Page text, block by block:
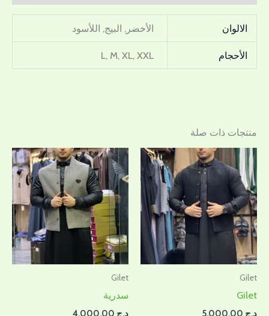
الالوان الأخضر, البيج, اللأسود
الأحجام L, M, XL, XXL
منتجات ذات صلة
Gilet
Gilet
د.ج
Gilet
سدرية
د.ج